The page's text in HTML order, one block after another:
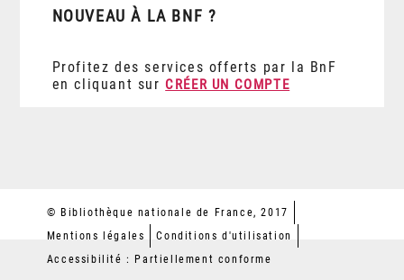
NOUVEAU À LA BNF ?
Profitez des services offerts par la BnF
en cliquant sur CRÉER UN COMPTE
© Bibliothèque nationale de France, 2017
Mentions légales
Conditions d'utilisation
Accessibilité : Partiellement conforme